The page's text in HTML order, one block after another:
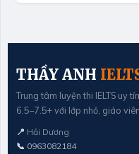
THẦY ANH
Trung tâm luyện thi IELTS uy
6.5–7.5+ với lớp nhỏ, giáo
📍 Hải Dương
📞 0963082184